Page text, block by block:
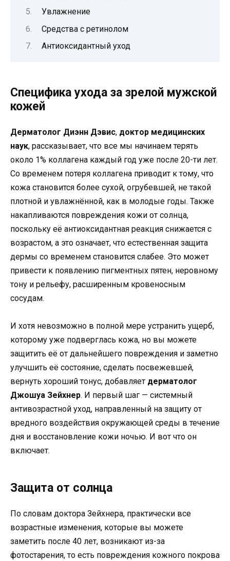
Увлажнение
Средства с ретинолом
Антиоксидантный уход
Специфика ухода за зрелой мужской
кожей
Дерматолог Диэнн Дэвис, доктор медицинских
наук, рассказывает, что все мы начинаем терять
около 1% коллагена каждый год уже после 20-ти лет.
Со временем потеря коллагена приводит к тому, что
кожа становится более сухой, огрубевшей, не такой
плотной и увлажнённой, как в молодые годы. Также
накапливаются повреждения кожи от солнца,
поскольку её антиоксидантная реакция снижается с
возрастом, а это означает, что естественная защита
дермы со временем становится слабее. Это может
привести к появлению пигментных пятен, неровному
тону и рельефу, расширенным кровеносным
сосудам.
И хотя невозможно в полной мере устранить ущерб,
которому уже подверглась кожа, но вы можете
защитить её от дальнейшего повреждения и заметно
улучшить её состояние, сделать посвежевшей,
вернуть хороший тонус, добавляет дерматолог
Джошуа Зейхнер. И первый шаг — системный
антивозрастной уход, направленный на защиту от
вредного воздействия окружающей среды в течение
дня и восстановление кожи ночью. И вот что он
включает.
Защита от солнца
По словам доктора Зейхнера, практически все
возрастные изменения, которые вы можете
заметить после 40 лет, возникают из-за
фотостарения, то есть повреждения кожного покрова